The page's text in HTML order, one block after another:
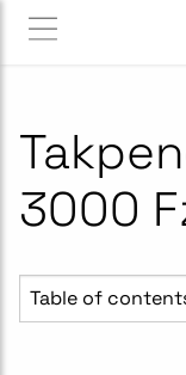
3000
Table of